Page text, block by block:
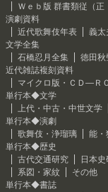
Ｗｅｂ版 群書類従（正
演劇資料
近代歌舞伎年表
義太
文学全集
石橋忍月全集
徳田秋
近代雑誌複刻資料
マイクロ版・ＣＤ―Ｒ
単行本◆文学
上代・中古・中世文学
単行本◆演劇
歌舞伎・浄瑠璃
能・
単行本◆歴史
古代交通研究
日本
系図・家紋
その他
単行本◆書誌